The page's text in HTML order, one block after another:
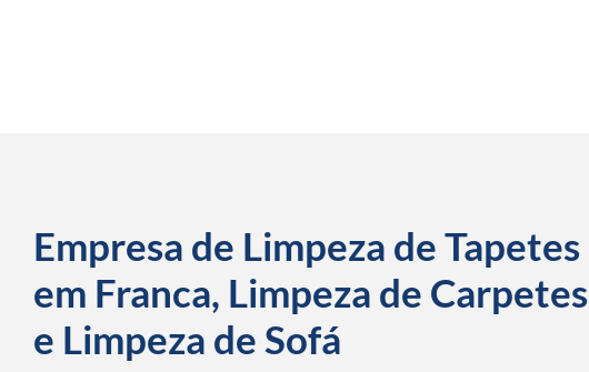
Empresa de Limpeza de Tapetes
em Franca, Limpeza de Carpetes
e Limpeza de Sofá